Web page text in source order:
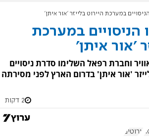
במערכת היירוט בלייזר 'אור איתן'
הניסויים במערכת
'אור איתן'
וחברת רפאל השלימו סדרת ניסויים
'אור איתן' בדרום הארץ לפני מסירתה
2 דקות
יירוטים